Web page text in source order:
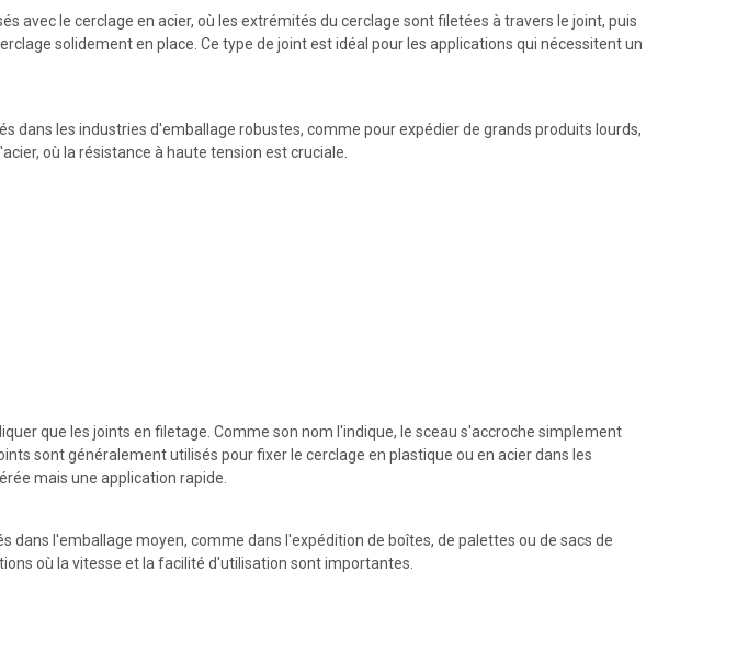
avec le cerclage en acier, où les extrémités du cerclage sont filetées à travers le joint, puis
solidement en place. Ce type de joint est idéal pour les applications qui nécessitent un
dans les industries d'emballage robustes, comme pour expédier de grands produits lourds,
où la résistance à haute tension est cruciale.
que les joints en filetage. Comme son nom l'indique, le sceau s'accroche simplement
sont généralement utilisés pour fixer le cerclage en plastique ou en acier dans les
mais une application rapide.
dans l'emballage moyen, comme dans l'expédition de boîtes, de palettes ou de sacs de
où la vitesse et la facilité d'utilisation sont importantes.